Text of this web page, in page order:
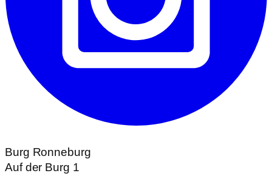
Burg Ronneburg
Auf der Burg 1